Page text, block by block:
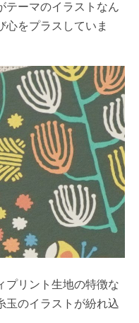
テーマのイラストなん
心をプラスしていま
プリント生地の特徴な
玉のイラストが紛れ込